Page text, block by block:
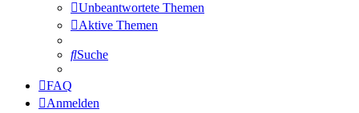
Unbeantwortete Themen
Aktive Themen
Suche
FAQ
Anmelden